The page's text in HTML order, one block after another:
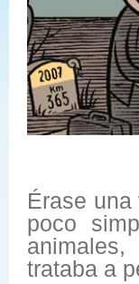
Érase
poco
trataba a